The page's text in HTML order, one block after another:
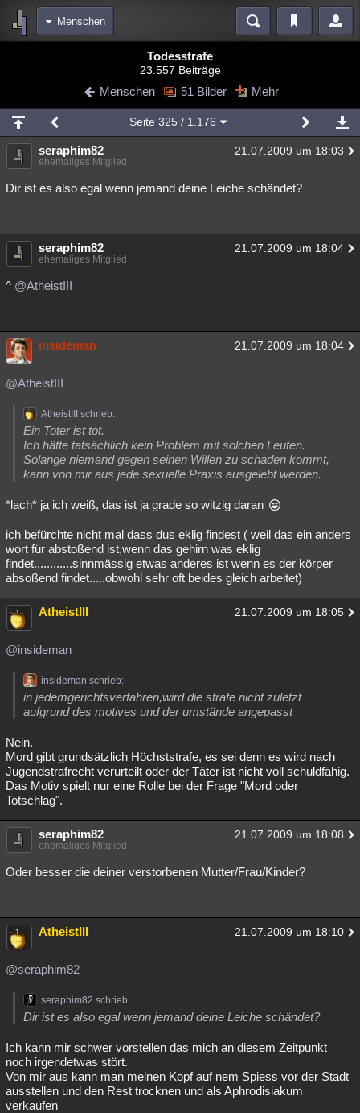
Menschen
Diskussionen Blogs Videos
Chat Wiki Neuigkeiten
meine Rubriken
Menschen Wissenschaft Mystery Kriminalfälle
Spiritualität Verschwörungen Technologie Ufologie
weitere Rubriken
Philosophie Träume
Musik Clash Verbesserungen Allmystery English
Übersichten
Besucht
Lesenswert Schlüsselwörter
Todesstrafe
23.557 Beiträge
Menschen 51 Bilder Mehr
Seite 325 / 1.176
seraphim82 21.07.2009 um 18:03
ehemaliges Mitglied
Dir ist es also egal wenn jemand deine Leiche schändet?
seraphim82 21.07.2009 um 18:04
ehemaliges Mitglied
^ @AtheistIII
insideman 21.07.2009 um 18:04
@AtheistIII
AtheistIII schrieb:
Ein Toter ist tot.
Ich hätte tatsächlich kein Problem mit solchen Leuten.
Solange niemand gegen seinen Willen zu schaden kommt,
kann von mir aus jede sexuelle Praxis ausgelebt werden.
*lach* ja ich weiß, das ist ja grade so witzig daran
ich befürchte nicht mal dass dus eklig findest ( weil das ein anders
wort für abstoßend ist,wenn das gehirn was eklig
findet............sinnmässig etwas anderes ist wenn es der körper
absoßend findet.....obwohl sehr oft beides gleich arbeitet)
AtheistIII 21.07.2009 um 18:05
@insideman
insideman schrieb:
in jedemgerichtsverfahren,wird die strafe nicht zuletzt
aufgrund des motives und der umstände angepasst
Nein.
Mord gibt grundsätzlich Höchststrafe, es sei denn es wird nach
Jugendstrafrecht verurteilt oder der Täter ist nicht voll schuldfähig.
Das Motiv spielt nur eine Rolle bei der Frage "Mord oder
Totschlag".
seraphim82 21.07.2009 um 18:08
ehemaliges Mitglied
Oder besser die deiner verstorbenen Mutter/Frau/Kinder?
AtheistIII 21.07.2009 um 18:10
@seraphim82
seraphim82 schrieb:
Dir ist es also egal wenn jemand deine Leiche schändet?
Ich kann mir schwer vorstellen das mich an diesem Zeitpunkt
noch irgendetwas stört.
Von mir aus kann man meinen Kopf auf nem Spiess vor der Stadt
ausstellen und den Rest trocknen und als Aphrodisiakum
verkaufen